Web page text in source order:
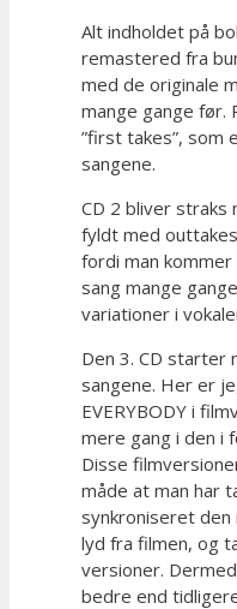
Alt indholdet på
remastered fra
med de originale
mange gange før.
”first takes”, som
sangene.
CD 2 bliver
fyldt med
fordi man
sang mange
variationer i
Den 3. CD starter
sangene. Her er
EVERYBODY i
mere gang i den i
Disse
måde at man har
synkroniseret den
lyd fra filmen, og
versioner.
bedre end